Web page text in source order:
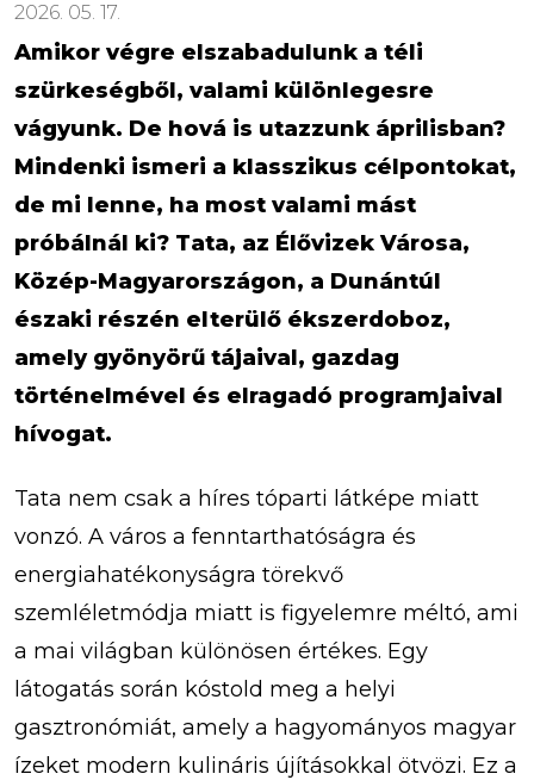
2026. 05. 17.
Amikor végre elszabadulunk a téli
szürkeségből, valami különlegesre
vágyunk. De hová is utazzunk áprilisban?
Mindenki ismeri a klasszikus célpontokat,
de mi lenne, ha most valami mást
próbálnál ki? Tata, az Élővizek Városa,
Közép-Magyarországon, a Dunántúl
északi részén elterülő ékszerdoboz,
amely gyönyörű tájaival, gazdag
történelmével és elragadó programjaival
hívogat.
Tata nem csak a híres tóparti látképe miatt
vonzó. A város a fenntarthatóságra és
energiahatékonyságra törekvő
szemléletmódja miatt is figyelemre méltó, ami
a mai világban különösen értékes. Egy
látogatás során kóstold meg a helyi
gasztronómiát, amely a hagyományos magyar
ízeket modern kulináris újításokkal ötvözi. Ez a